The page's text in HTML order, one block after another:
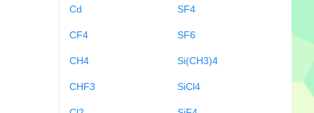
Cd
CF4
CH4
CHF3
SF4
SF6
Si(CH3)4
SiCl4